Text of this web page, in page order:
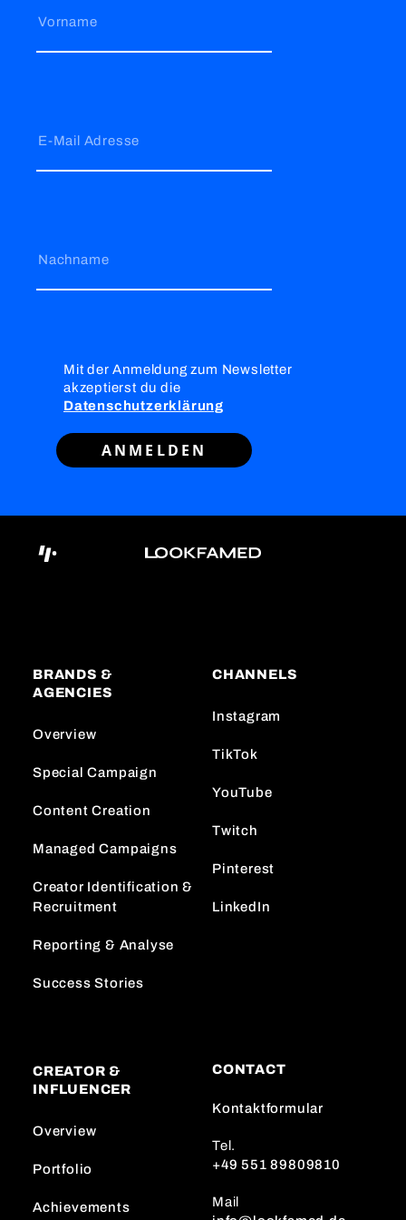
Vorname
E-Mail Adresse
Nachname
Mit der Anmeldung zum Newsletter
akzeptierst du die
Datenschutzerklärung
ANMELDEN
BRANDS &
AGENCIES
Overview
Special Campaign
Content Creation
Managed Campaigns
Creator Identification &
Recruitment
Reporting & Analyse
Success Stories
CHANNELS
Instagram
TikTok
YouTube
Twitch
Pinterest
LinkedIn
CREATOR &
INFLUENCER
Overview
Portfolio
Achievements
CONTACT
Kontaktformular
Tel.
+49 551 89809810
Mail